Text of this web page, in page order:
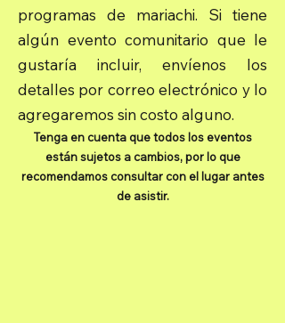
programas de mariachi. Si tiene
algún evento comunitario que le
gustaría incluir, envíenos los
detalles por correo electrónico y lo
agregaremos sin costo alguno.
Tenga en cuenta que todos los eventos
están sujetos a cambios, por lo que
recomendamos consultar con el lugar antes
de asistir.